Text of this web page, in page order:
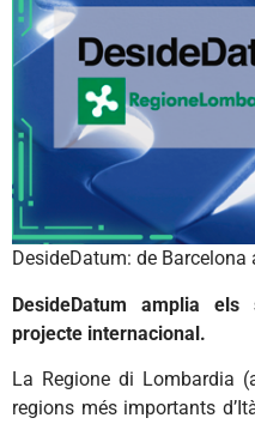
DesideDatum: de
DesideDatum amplia
projecte internacional.
La Regione di Lombardia
regions més importants